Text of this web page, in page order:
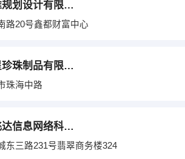
山东格维规划设计有限公司
路20号鑫都财富中心
东方巨星珍珠制品有限公司
珠海中路
东营市飞达信息网络科技有限公司
东三路231号翡翠商务楼324